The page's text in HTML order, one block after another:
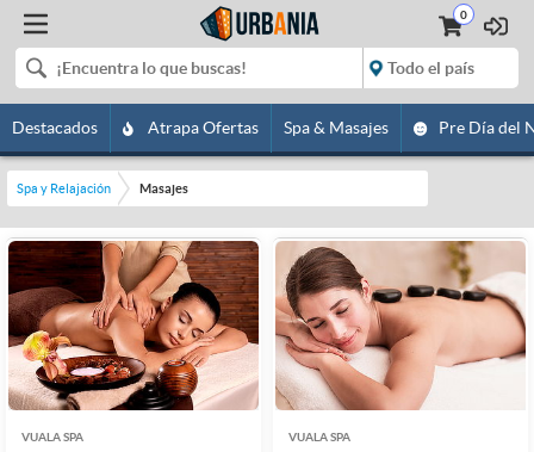
0
Destacados Atrapa Ofertas Spa & Masajes Pre Día del
Spa y Relajación Masajes
VUALA SPA VUALA SPA